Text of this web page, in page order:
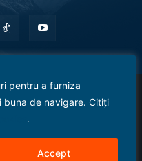
pentru a furniza
de navigare. Citiți
.
Accept
Social
Sport
Publică